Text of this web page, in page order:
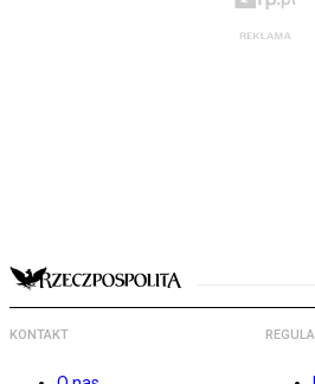
KONTAKT